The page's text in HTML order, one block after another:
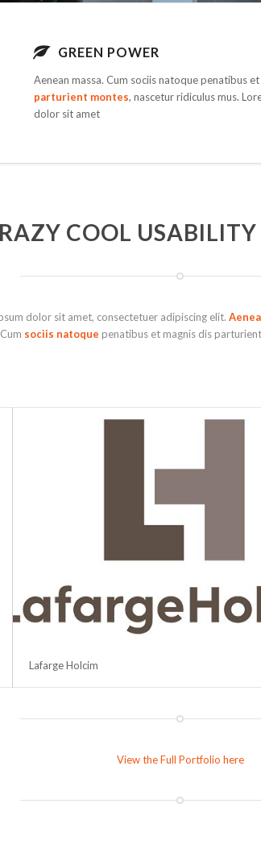
GREEN POWER
Aenean massa. Cum sociis natoque penatibus
parturient montes, nascetur ridiculus mus.
dolor sit amet
COOL USABILITY
dolor sit amet, consectetuer adipiscing elit.
sociis natoque penatibus et magnis dis
Lafarge Holcim
View the Full Portfolio here